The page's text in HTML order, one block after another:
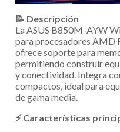
📝 Descripción
La ASUS B850M-AYW
para procesadores AMD
ofrece soporte para
permitiendo construir
y conectividad. Integra
compactos, ideal para
de gama media.
⚡ Características